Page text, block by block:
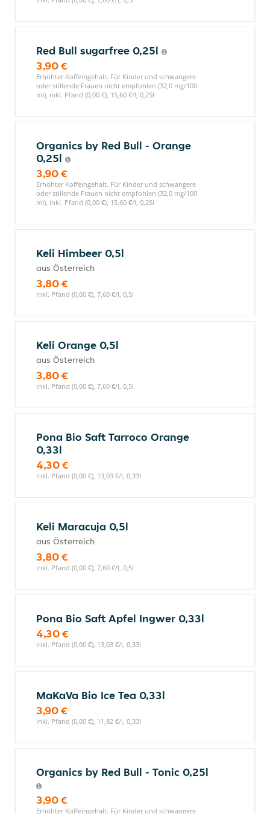
Red Bull sugarfree 0,25l
3,90 €
Erhöhter Koffeingehalt. Für Kinder und schwangere
oder stillende Frauen nicht empfohlen (32,0 mg/100
ml), inkl. Pfand (0,00 €), 15,60 €/l, 0,25l
Organics by Red Bull - Orange
0,25l
3,90 €
Erhöhter Koffeingehalt. Für Kinder und schwangere
oder stillende Frauen nicht empfohlen (32,0 mg/100
ml), inkl. Pfand (0,00 €), 15,60 €/l, 0,25l
Keli Himbeer 0,5l
aus Österreich
3,80 €
inkl. Pfand (0,00 €), 7,60 €/l, 0,5l
Keli Orange 0,5l
aus Österreich
3,80 €
inkl. Pfand (0,00 €), 7,60 €/l, 0,5l
Pona Bio Saft Tarroco Orange
0,33l
4,30 €
inkl. Pfand (0,00 €), 13,03 €/l, 0,33l
Keli Maracuja 0,5l
aus Österreich
3,80 €
inkl. Pfand (0,00 €), 7,60 €/l, 0,5l
Pona Bio Saft Apfel Ingwer 0,33l
4,30 €
inkl. Pfand (0,00 €), 13,03 €/l, 0,33l
MaKaVa Bio Ice Tea 0,33l
3,90 €
inkl. Pfand (0,00 €), 11,82 €/l, 0,33l
Organics by Red Bull - Tonic 0,25l
3,90 €
Erhöhter Koffeingehalt. Für Kinder und schwangere